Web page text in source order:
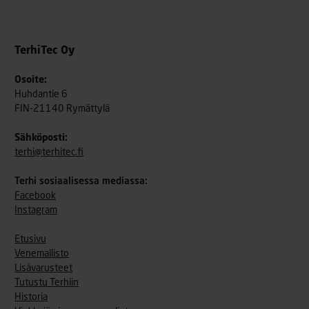
TerhiTec Oy
Osoite:
Huhdantie 6
FIN-21140 Rymättylä
Sähköposti:
terhi@terhitec.fi
Terhi sosiaalisessa mediassa:
Facebook
Instagram
Etusivu
Venemallisto
Lisävarusteet
Tutustu Terhiin
Historia